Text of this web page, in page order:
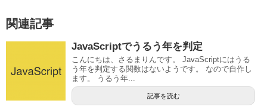
関連記事
JavaScriptでうるう年を判定
こんにちは、さるまりんです。 JavaScriptにはうる
う年を判定する関数はないようです。 なので自作し
ます。 うるう年...
記事を読む